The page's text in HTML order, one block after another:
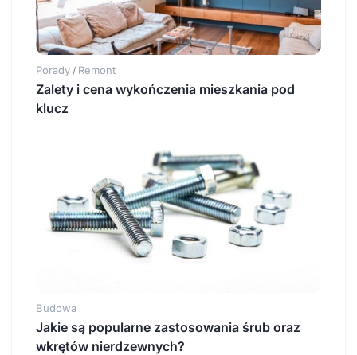
Porady / Remont
Zalety i cena wykończenia mieszkania pod
klucz
Budowa
Jakie są popularne zastosowania śrub oraz
wkrętów nierdzewnych?